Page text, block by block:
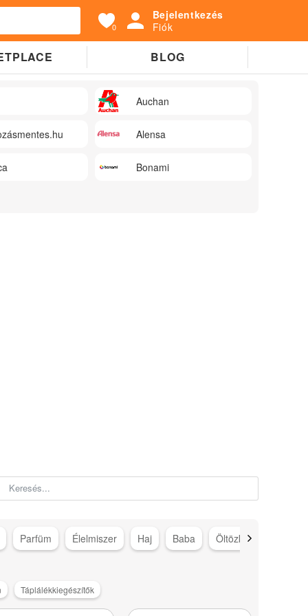
0
Bejelentkezés
Fiók
BLOG
Auchan
Alensa
Bonami
Parfüm Élelmiszer Haj Baba Öltözködés
Táplálékkiegészítők